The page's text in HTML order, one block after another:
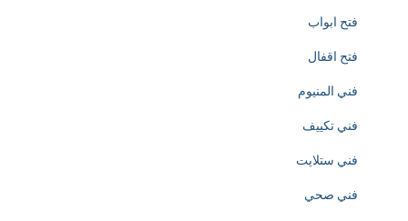
h
p
s
فتح ابواب
فتح اقفال
فني المنيوم
فني تكييف
فني ستلايت
فني صحي